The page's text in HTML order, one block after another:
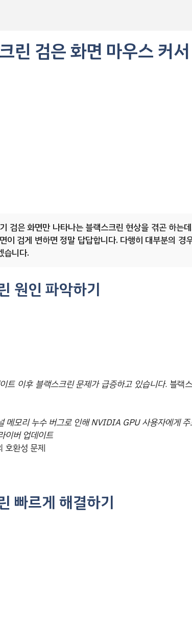
린 검은 화면 마우스 커
검은 화면만 나타나는 블랙스크린 현상을 겪곤 하는
이 검게 변하면 정말 답답합니다. 다행히 대부분의 경
습니다.
원인 파악하기
이후 블랙스크린 문제가 급증하고 있습니다. 블랙
모리 누수 버그로 인해 NVIDIA GPU 사용자에게 주
이버 업데이트
호환성 문제
빠르게 해결하기